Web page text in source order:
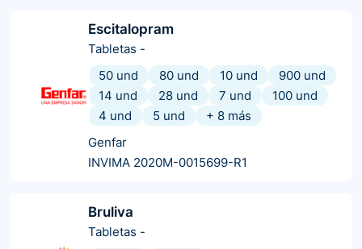
Escitalopram
Tabletas -
50 und
80 und 10 und
900 und
14 und
28 und 7 und
100 und
4 und
5 und + 8 más
Genfar
INVIMA 2020M-0015699-R1
Bruliva
Tabletas -